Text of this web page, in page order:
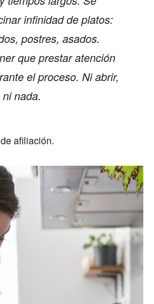
infinidad de platos:
postres, asados.
que prestar atención
el proceso. Ni abrir,
nada.
afiliación.